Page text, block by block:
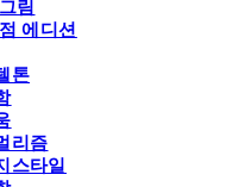
림
에디션
톤
리즘
스타일